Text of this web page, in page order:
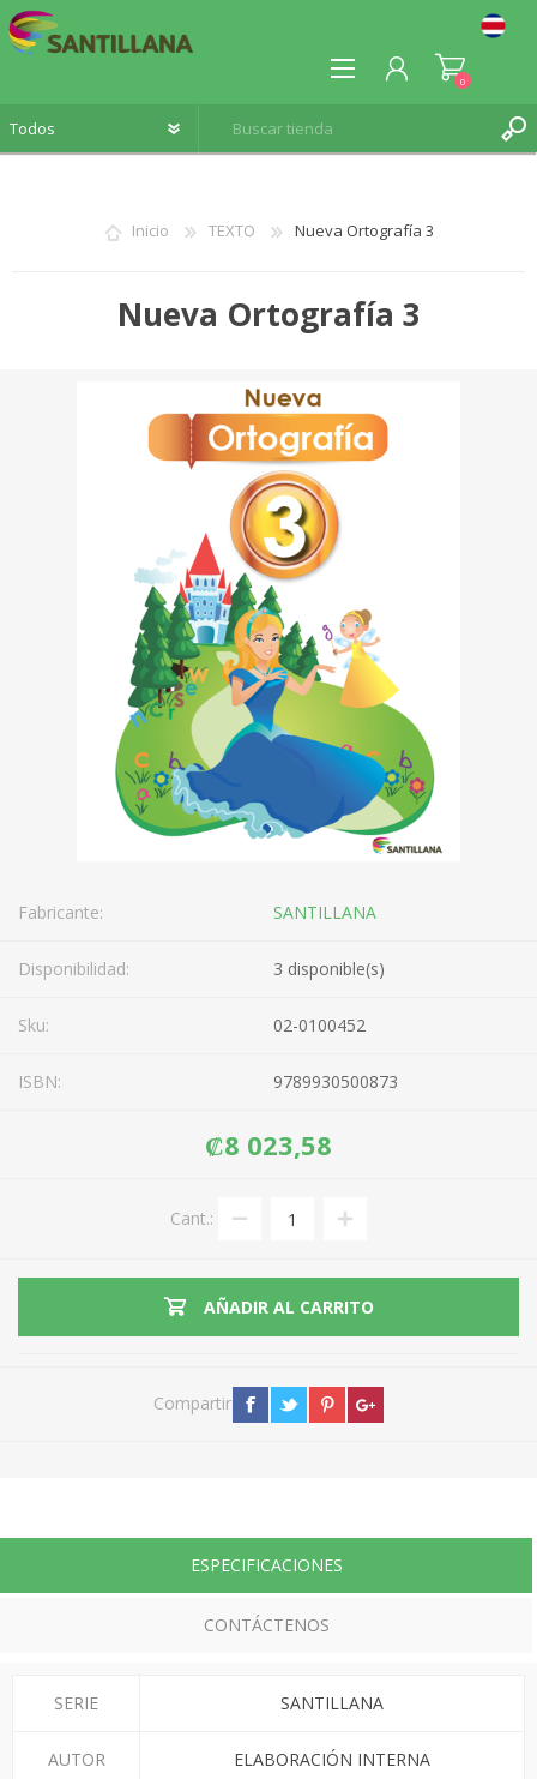
INICIA SESIÓN
0
Inicio TEXTO Nueva Ortografía 3
Nueva Ortografía 3
Fabricante: SANTILLANA
Disponibilidad: 3 disponible(s)
Sku: 02-0100452
ISBN: 9789930500873
₡8 023,58
Cant.:
AÑADIR AL CARRITO
Compartir
ESPECIFICACIONES
CONTÁCTENOS
SERIE SANTILLANA
AUTOR ELABORACIÓN INTERNA